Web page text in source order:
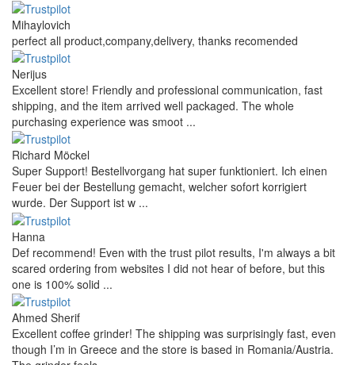
Mihaylovich
perfect all product,company,delivery, thanks recomended
Nerijus
Excellent store! Friendly and professional communication, fast
shipping, and the item arrived well packaged. The whole
purchasing experience was smoot ...
Richard Möckel
Super Support! Bestellvorgang hat super funktioniert. Ich einen
Feuer bei der Bestellung gemacht, welcher sofort korrigiert
wurde. Der Support ist w ...
Hanna
Def recommend! Even with the trust pilot results, I'm always a bit
scared ordering from websites I did not hear of before, but this
one is 100% solid ...
Ahmed Sherif
Excellent coffee grinder! The shipping was surprisingly fast, even
though I’m in Greece and the store is based in Romania/Austria.